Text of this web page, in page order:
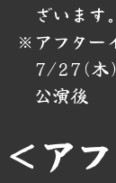
ざいます。
※アフター
7/27(木
公演後
＜ア